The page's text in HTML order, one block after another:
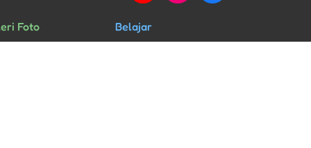
Foto
Kelas
Belajar
Percakapan